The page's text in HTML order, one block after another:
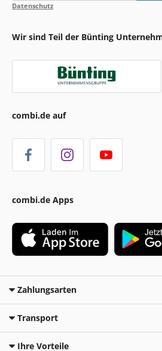
Datenschutz
Wir sind Teil der Bünting
combi.de auf
combi.de Apps
Zahlungsarten
Transport
Ihre Vorteile